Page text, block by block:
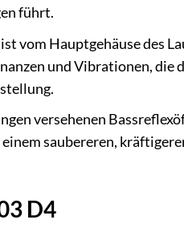
führt.
vom Hauptgehäuse des
und Vibrationen, die
versehenen
saubereren,
D4